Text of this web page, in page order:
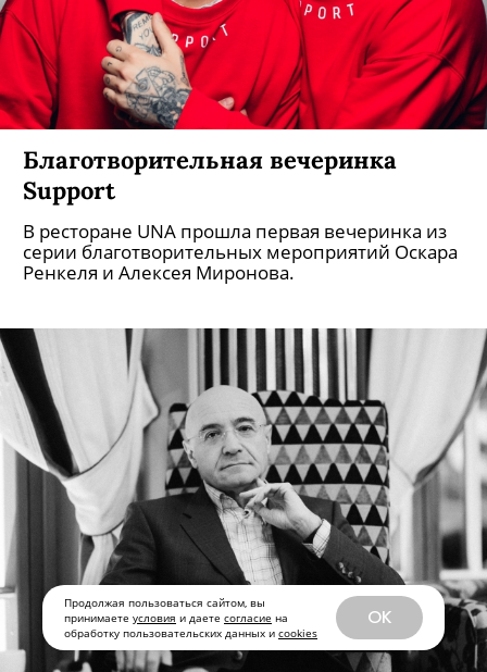
Продолжая пользоваться сайтом, вы
принимаете условия и даете согласие на
обработку пользовательских данных и cookies
OK
Благотворительная вечеринка
Support
В ресторане UNA прошла первая вечеринка из
серии благотворительных мероприятий Оскара
Ренкеля и Алексея Миронова.